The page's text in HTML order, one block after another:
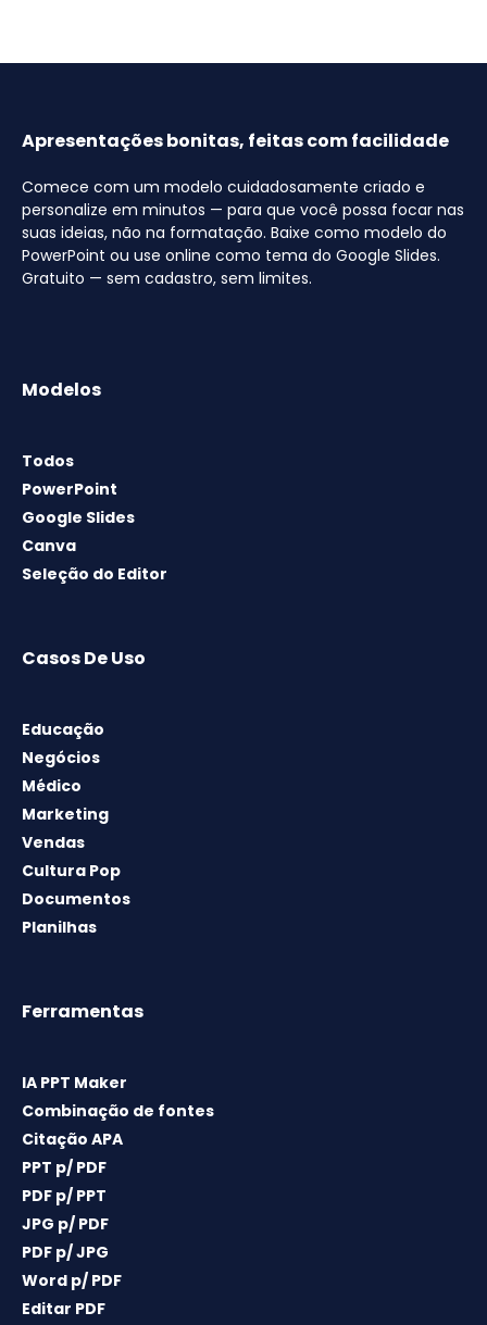
Apresentações bonitas, feitas com facilidade
Comece com um modelo cuidadosamente criado e
personalize em minutos — para que você possa focar nas
suas ideias, não na formatação. Baixe como modelo do
PowerPoint ou use online como tema do Google Slides.
Gratuito — sem cadastro, sem limites.
Modelos
Todos
PowerPoint
Google Slides
Canva
Seleção do Editor
Casos De Uso
Educação
Negócios
Médico
Marketing
Vendas
Cultura Pop
Documentos
Planilhas
Ferramentas
IA PPT Maker
Combinação de fontes
Citação APA
PPT p/ PDF
PDF p/ PPT
JPG p/ PDF
PDF p/ JPG
Word p/ PDF
Editar PDF